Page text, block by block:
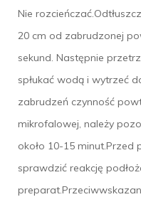
Nie
20 cm od zabrudzonej
sekund. Następnie
spłukać wodą i wytrzeć
zabrudzeń czynność
mikrofalowej, należy
około 10-15 minut.Przed
sprawdzić reakcję